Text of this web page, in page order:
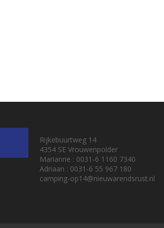
Rijkebuurtweg 14
4354 SE Vrouwenpolder
Marianne : 0031-6 1160 7340
Adriaan : 0031-6 55 967 180
camping-op14@nieuwarendsrust.nl